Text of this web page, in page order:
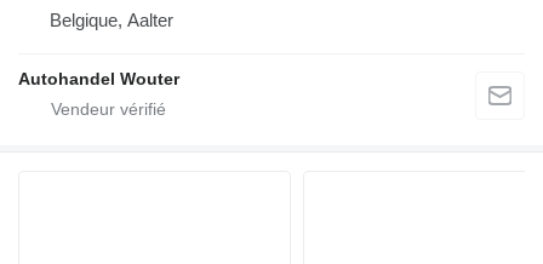
Belgique, Aalter
Autohandel Wouter